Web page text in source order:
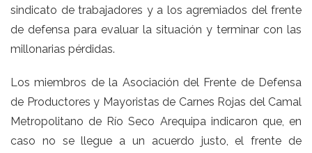
sindicato de trabajadores y a los agremiados del frente
de defensa para evaluar la situación y terminar con las
millonarias pérdidas.
Los miembros de la Asociación del Frente de Defensa
de Productores y Mayoristas de Carnes Rojas del Camal
Metropolitano de Río Seco Arequipa indicaron que, en
caso no se llegue a un acuerdo justo, el frente de